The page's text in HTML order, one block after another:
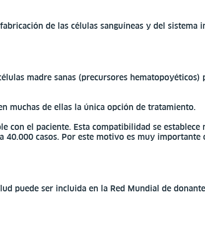
de las células sanguíneas y del sistema
madre sanas (precursores hematopoyéticos)
muchas de ellas la única opción de tratamiento.
con el paciente. Esta compatibilidad se establece
casos. Por este motivo es muy importante
puede ser incluida en la Red Mundial de